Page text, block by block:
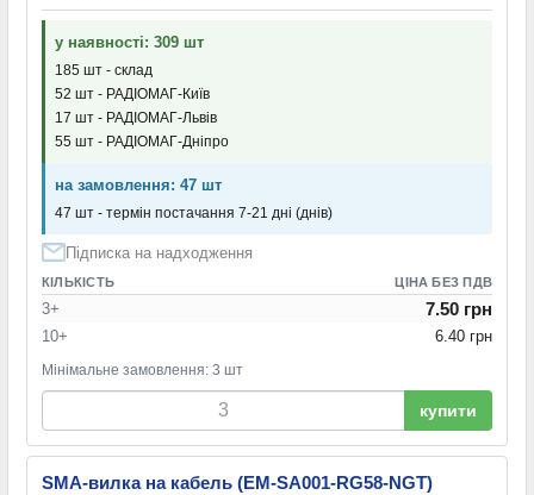
у наявності: 309 шт
185 шт - склад
52 шт - РАДІОМАГ-Київ
17 шт - РАДІОМАГ-Львів
55 шт - РАДІОМАГ-Дніпро
на замовлення: 47 шт
47 шт - термін постачання 7-21 дні (днів)
Підписка на надходження
КІЛЬКІСТЬ ЦІНА БЕЗ ПДВ
3+ 7.50 грн
10+ 6.40 грн
Мінімальне замовлення: 3 шт
купити
SMA-вилка на кабель (EM-SA001-RG58-NGT)